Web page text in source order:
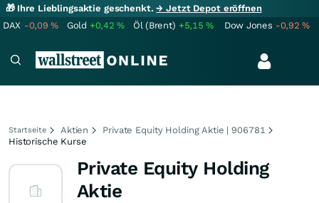
🎁 Ihre Lieblingsaktie geschenkt.→ Jetzt Depot eröffnen
DAX -0,09% Gold +0,42% Öl (Brent) +5,15% Dow Jones -0,92%
Startseite Aktien
Private Equity Holding Aktie | 906781
Historische Kurse
Private Equity Holding
Aktie